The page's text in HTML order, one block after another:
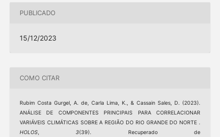
PUBLICADO
15/12/2023
COMO CITAR
Rubim Costa Gurgel, A. de, Carla Lima, K., & Cassain Sales, D. (2023).
ANÁLISE DE COMPONENTES PRINCIPAIS PARA CORRELACIONAR
VARIÁVEIS CLIMÁTICAS SOBRE A REGIÃO DO RIO GRANDE DO NORTE .
HOLOS,3(39). Recuperado de